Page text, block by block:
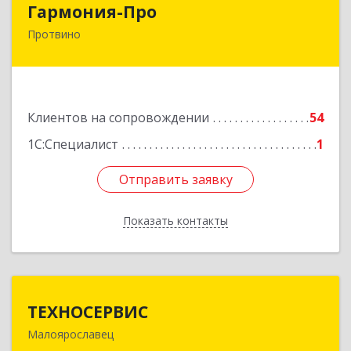
Гармония-Про
Протвино
Клиентов на сопровождении
54
1С:Специалист
1
Отправить заявку
Показать контакты
142280, Московская обл, Протвино г, Ленина
Отправить заявку
Назад
ТЕХНОСЕРВИС
Малоярославец
249094, Калужская обл, Малоярославецкий р-н,